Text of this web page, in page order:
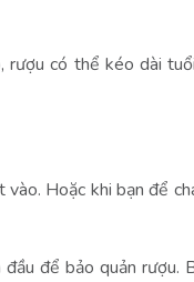
rượu có thể kéo dài
Hoặc khi bạn để
để bảo quản rượu.